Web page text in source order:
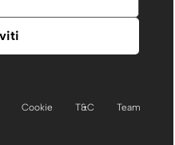
Cookie T&C
Team